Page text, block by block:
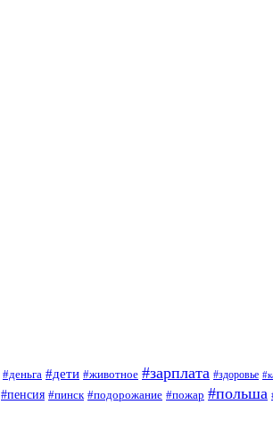
#деньга #дети #животное #зарплата #здоровье
#пенсия #пинск #подорожание #пожар #польша